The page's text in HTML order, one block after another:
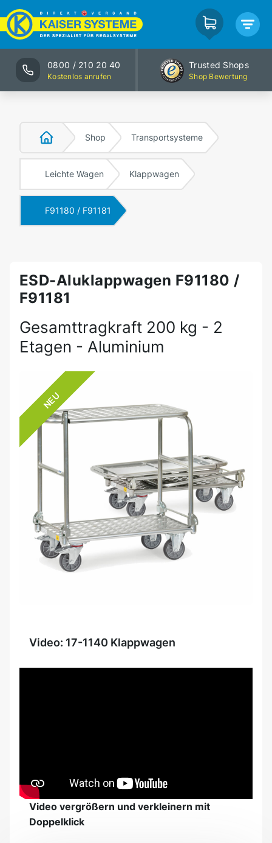
0800 / 210 20 40
Kostenlos anrufen
Trusted Shops
Shop Bewertung
Shop Transportsysteme
Leichte Wagen Klappwagen
F91180 / F91181
ESD-Aluklappwagen F91180 /
F91181
Gesamttragkraft 200 kg - 2
Etagen - Aluminium
NEU
Video: 17-1140 Klappwagen
Video vergrößern und verkleinern mit
Doppelklick